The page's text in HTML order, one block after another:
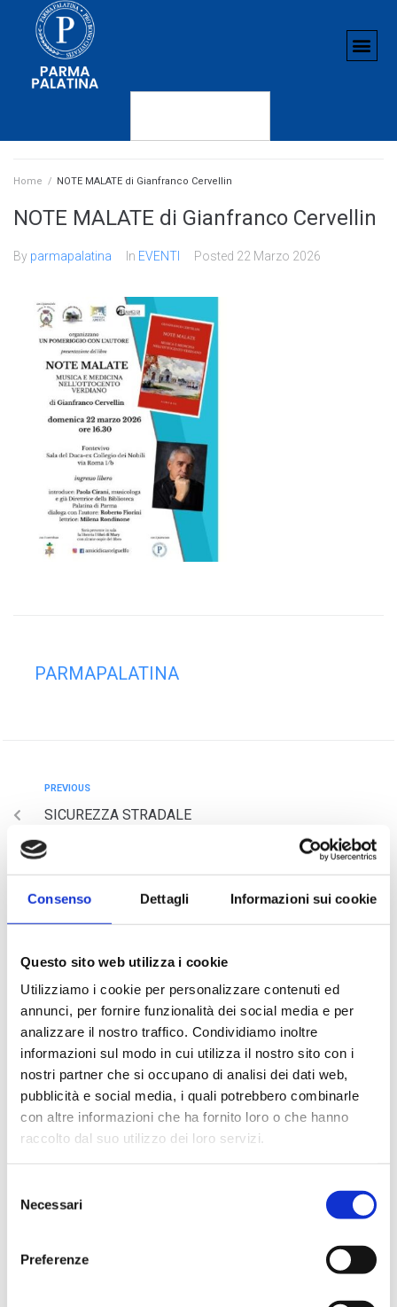
Consenso Dettagli Informazioni sui cookie
Questo sito web utilizza i cookie
Utilizziamo i cookie per personalizzare contenuti ed
annunci, per fornire funzionalità dei social media e per
analizzare il nostro traffico. Condividiamo inoltre
informazioni sul modo in cui utilizza il nostro sito con i
nostri partner che si occupano di analisi dei dati web,
pubblicità e social media, i quali potrebbero combinarle
con altre informazioni che ha fornito loro o che hanno
raccolto dal suo utilizzo dei loro servizi.
delNecessari
Preferenze
Home / NOTE MALATE di Gianfranco Cervellin
NOTE MALATE di Gianfranco Cervellin
By parmapalatina In EVENTI Posted 22 Marzo 2026
PARMAPALATINA
PREVIOUS
SICUREZZA STRADALE
NEXT
ARTICOLI RECENTI
Magnani Rocca Apertura
Parma